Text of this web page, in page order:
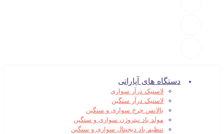
دستگاه های آپاراتی
لاستیک درآر سواری
لاستیک درآر سنگین
بالانس چرخ سواری و سنگین
مولد باد نیتروژن سواری و سنگین
تنظیم باد دیجیتال سواری و سنگین